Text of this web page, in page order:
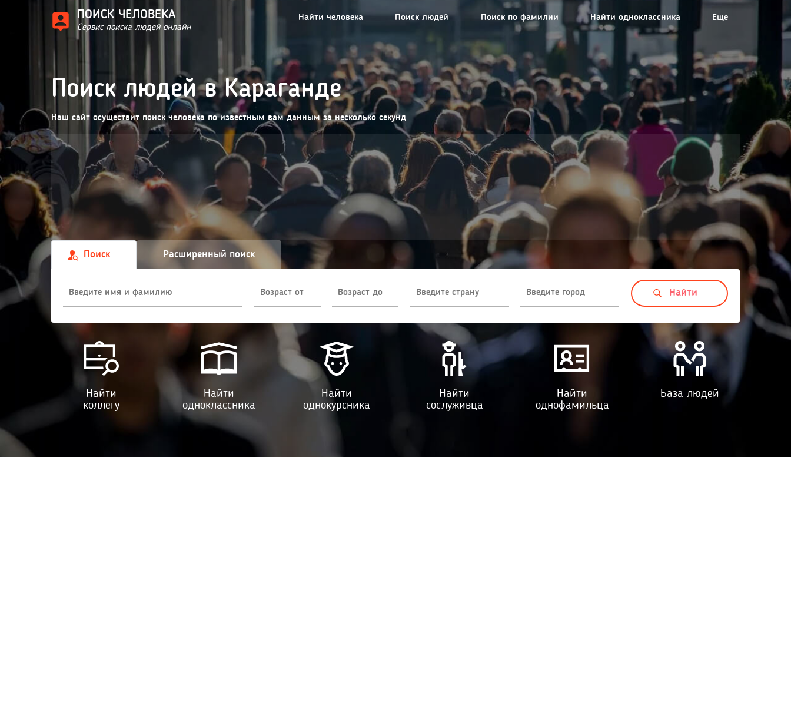
ПОИСК ЧЕЛОВЕКА
Сервис поиска людей онлайн
Найти человека Поиск людей Поиск по фамилии Найти одноклассника Еще
Поиск людей в Караганде
Наш сайт осуществит поиск человека по известным вам данным за несколько секунд
Поиск Расширенный поиск
Найти
коллегу
Найти
одноклассника
Найти
однокурсника
Найти
сослуживца
Найти
однофамильца
База людей